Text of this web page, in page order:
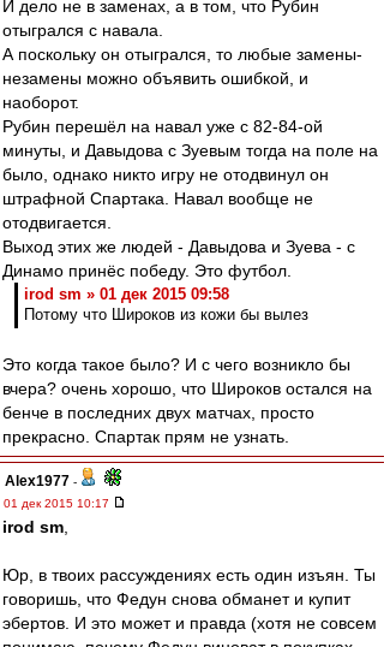
И дело не в заменах, а в том, что Рубин
отыгрался с навала.
А поскольку он отыгрался, то любые замены-
незамены можно объявить ошибкой, и
наоборот.
Рубин перешёл на навал уже с 82-84-ой
минуты, и Давыдова с Зуевым тогда на поле на
было, однако никто игру не отодвинул он
штрафной Спартака. Навал вообще не
отодвигается.
Выход этих же людей - Давыдова и Зуева - с
Динамо принёс победу. Это футбол.
irod sm » 01 дек 2015 09:58
Потому что Широков из кожи бы вылез
Это когда такое было? И с чего возникло бы
вчера? очень хорошо, что Широков остался на
бенче в последних двух матчах, просто
прекрасно. Спартак прям не узнать.
Alex1977 -
01 дек 2015 10:17
irod sm
Юр, в твоих рассуждениях есть один изъян. Ты
говоришь, что Федун снова обманет и купит
эбертов. И это может и правда (хотя не совсем